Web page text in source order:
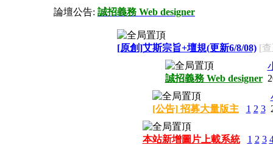
論壇公告: 誠招義務 Web designer
[原創]艾斯宗旨+壇規(更新6/8/08) [
誠招義務 Web designer
[公告] 招募大量版主 1 2 3
本站新增圖片上載系統 1 2 3